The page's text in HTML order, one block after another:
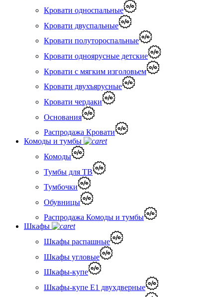
Кровати односпальные
Кровати двуспальные
Кровати полутороспальные
Кровати одноярусные детские
Кровати с мягким изголовьем
Кровати двухъярусные
Кровати чердаки
Основания
Распродажа Кровати
Комоды и тумбы
Комоды
Тумбы для ТВ
Тумбочки
Обувницы
Распродажа Комоды и тумбы
Шкафы
Шкафы распашные
Шкафы угловые
Шкафы-купе
Шкафы-купе Е1 двухдверные